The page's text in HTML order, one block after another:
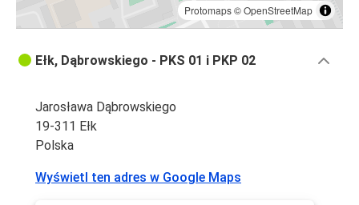
Protomaps©OpenStreetMap
Ełk, Dąbrowskiego - PKS 01 i PKP 02
Jarosława Dąbrowskiego
19-311 Ełk
Polska
Wyświetl ten adres w Google Maps